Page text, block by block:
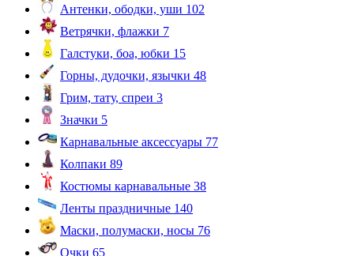
Антенки, ободки, уши 102
Ветрячки, флажки 7
Галстуки, боа, юбки 15
Горны, дудочки, язычки 48
Грим, тату, спреи 3
Значки 5
Карнавальные аксессуары 77
Колпаки 89
Костюмы карнавальные 38
Ленты праздничные 140
Маски, полумаски, носы 76
Очки 65